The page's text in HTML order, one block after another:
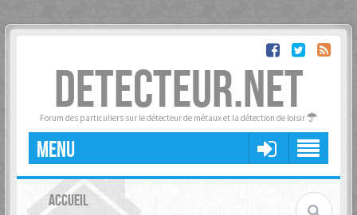
DETECTEUR.NET
Forum des particuliers sur le détecteur de métaux et la détection de loisir
MENU
ACCUEIL